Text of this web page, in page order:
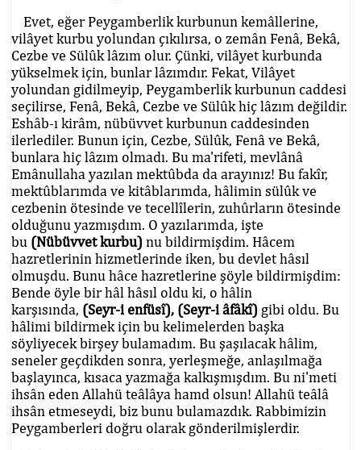
Evet, eğer Peygamberlik kurbunun kemâllerine,
vilâyet kurbu yolundan çıkılırsa, o zemân Fenâ, Bekâ,
Cezbe ve Sülûk lâzım olur. Çünki, vilâyet kurbunda
yükselmek için, bunlar lâzımdır. Fekat, Vilâyet
yolundan gidilmeyip, Peygamberlik kurbunun caddesi
seçilirse, Fenâ, Bekâ, Cezbe ve Sülûk hiç lâzım değildir.
Eshâb-ı kirâm, nübüvvet kurbunun caddesinden
ilerlediler. Bunun için, Cezbe, Sülûk, Fenâ ve Bekâ,
bunlara hiç lâzım olmadı. Bu ma'rifeti, mevlânâ
Emânullaha yazılan mektûbda da arayınız! Bu fakîr,
mektûblarımda ve kitâblarımda, hâlimin sülûk ve
cezbenin ötesinde ve tecellîlerin, zuhûrların ötesinde
olduğunu yazmışdım. O yazılarımda, işte
bu (Nübüvvet kurbu) nu bildirmişdim. Hâcem
hazretlerinin hizmetlerinde iken, bu devlet hâsıl
olmuşdu. Bunu hâce hazretlerine şöyle bildirmişdim:
Bende öyle bir hâl hâsıl oldu ki, o hâlin
karşısında, (Seyr-i enfüsî), (Seyr-i âfâkî) gibi oldu. Bu
hâlimi bildirmek için bu kelimelerden başka
söyliyecek birşey bulamadım. Bu şaşılacak hâlim,
seneler geçdikden sonra, yerleşmeğe, anlaşılmağa
başlayınca, kısaca yazmağa kalkışmışdım. Bu ni'meti
ihsân eden Allahü teâlâya hamd olsun! Allahü teâlâ
ihsân etmeseydi, biz bunu bulamazdık. Rabbimizin
Peygamberleri doğru olarak gönderilmişlerdir.